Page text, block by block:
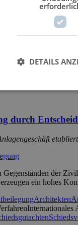
und Vorschlag
der im
zur
durch
Gegenständen der
ein hohes
Architekten
Internationales
DETAILS